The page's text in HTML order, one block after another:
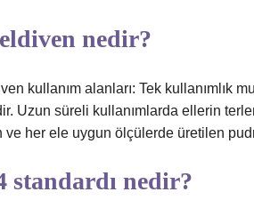
nedir?
kullanım alanları: Tek kullanımlık
Uzun süreli kullanımlarda ellerin
ve her ele uygun ölçülerde üretilen
standardı nedir?